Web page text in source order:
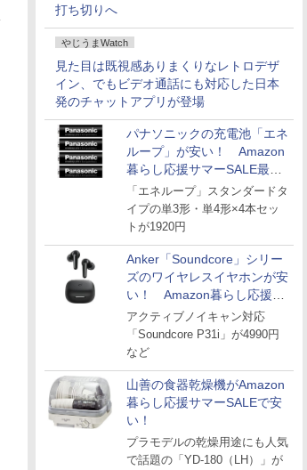
打ち切りへ
やじうまWatch
見た目は既視感ありまくりなレトロデザ
イン、でもビデオ通話にも対応した日本
発のチャットアプリが登場
パナソニックの充電池「エネ
ループ」が安い！ Amazon
暮らし応援サマーSALE最終
日
「エネループ」スタンダードタ
イプの単3形・単4形×4本セッ
トが1920円
Anker「Soundcore」シリー
ズのワイヤレスイヤホンが安
い！ Amazon暮らし応援サ
マーSALE
アクティブノイキャン対応
「Soundcore P31i」が4990円
など
山善の食器乾燥機がAmazon
暮らし応援サマーSALEで安
い！
プラモデルの乾燥用途にも人気
で話題の「YD-180（LH）」が